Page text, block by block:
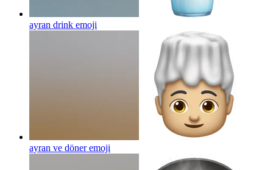
ayran drink emoji
ayran ve döneremoji